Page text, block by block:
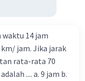
14 jam
jam. Jika jarak
rata-rata 70
a. 9 jam b.